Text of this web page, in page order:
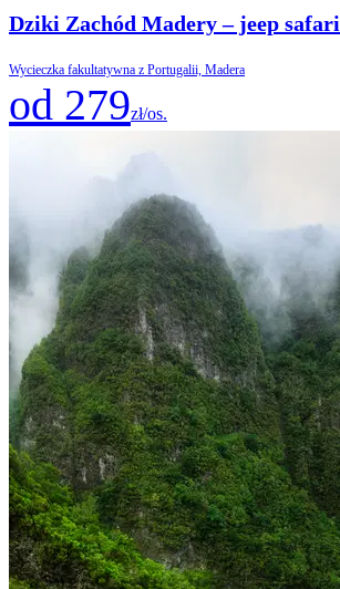
Dziki Zachód Madery – jeep safari
Wycieczka fakultatywna z Portugalii, Madera
od 279zł/os.